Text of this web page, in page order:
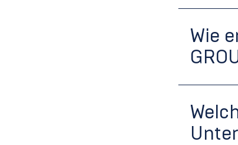
Wie